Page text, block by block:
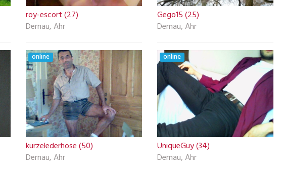
roy-escort (27)
Dernau, Ahr
Gego15 (25)
Dernau, Ahr
online
kurzelederhose (50)
Dernau, Ahr
online
UniqueGuy (34)
Dernau, Ahr